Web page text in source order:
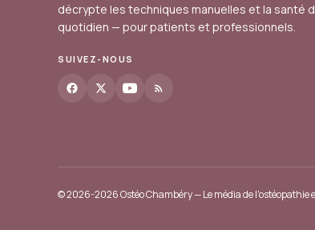
décrypte les techniques manuelles et la santé
quotidien — pour patients et professionnels.
SUIVEZ-NOUS
© 2026-2026 Ostéo Chambéry — Le média de l'ostéopathie